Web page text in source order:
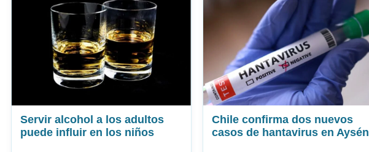
Servir alcohol a los adultos
puede influir en los niños
Chile confirma dos nuevos
casos de hantavirus en Aysén